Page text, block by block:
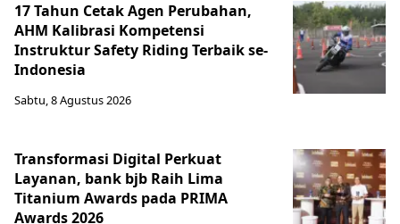
17 Tahun Cetak Agen Perubahan,
AHM Kalibrasi Kompetensi
Instruktur Safety Riding Terbaik se-
Indonesia
Sabtu, 8 Agustus 2026
Transformasi Digital Perkuat
Layanan, bank bjb Raih Lima
Titanium Awards pada PRIMA
Awards 2026